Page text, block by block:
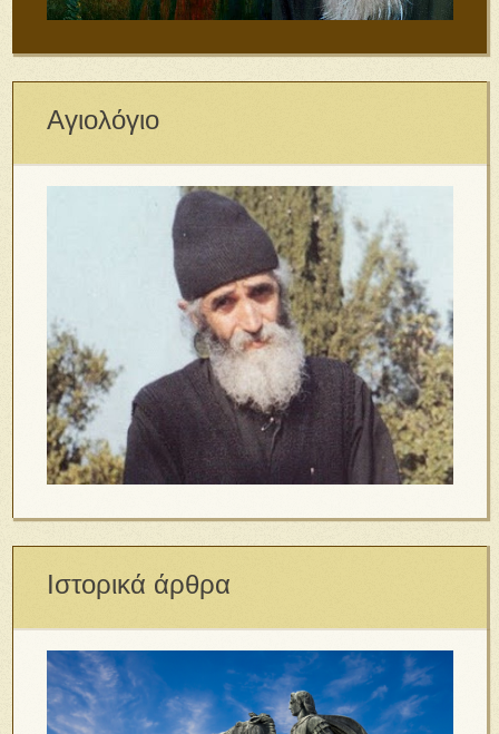
Αγιολόγιο
Ιστορικά άρθρα